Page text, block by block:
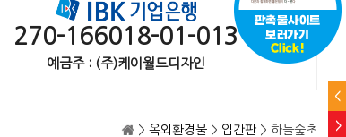
270-166018-01-013
예금주 : (주)케이월드디자인
> 옥외환경물 > 입간판 > 하늘숲초
<
>